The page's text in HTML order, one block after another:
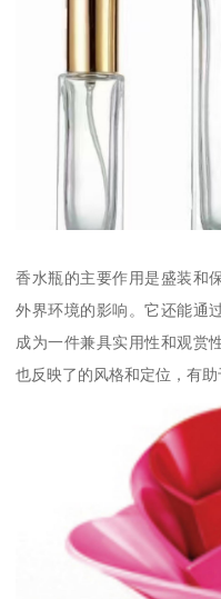
香水瓶的主要作用是盛装和
外界环境的影响。它还能通
成为一件兼具实用性和观赏
也反映了的风格和定位，有助